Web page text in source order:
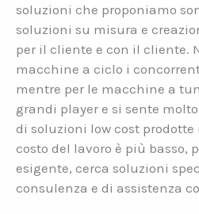
soluzioni che proponiamo
soluzioni su misura e
per il cliente e con il cliente.
macchine a ciclo i
mentre per le macchine a
grandi player e si sente
di soluzioni low cost
costo del lavoro è più basso,
esigente, cerca soluzioni
consulenza e di assistenza